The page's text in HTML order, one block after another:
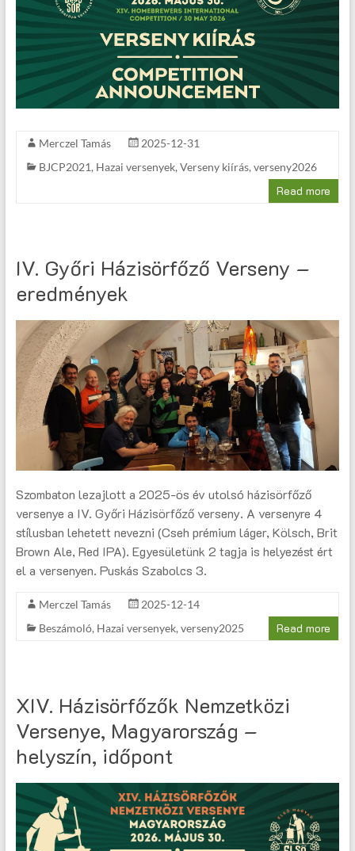
Merczel Tamás
2025-12-31
BJCP2021, Hazai versenyek, Verseny kiírás, verseny2026
Read more
IV. Győri Házisörfőző Verseny –
eredmények
Szombaton lezajlott a 2025-ös év utolsó házisörfőző
versenye a IV. Győri Házisörfőző verseny. A versenyre 4
stílusban lehetett nevezni (Cseh prémium láger, Kölsch, Brit
Brown Ale, Red IPA). Egyesületünk 2 tagja is helyezést ért
el a versenyen. Puskás Szabolcs 3.
Merczel Tamás
2025-12-14
Beszámoló, Hazai versenyek, verseny2025 Read more
XIV. Házisörfőzők Nemzetközi
Versenye, Magyarország –
helyszín, időpont